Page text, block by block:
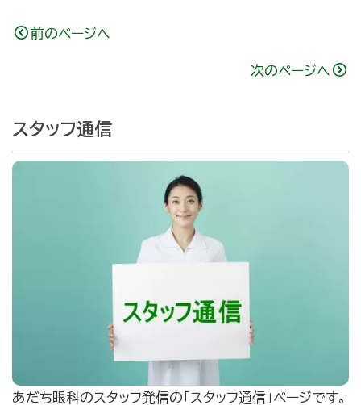
前のページへ
次のページへ
スタッフ通信
あだち眼科のスタッフ発信の｢スタッフ通信」ページです。